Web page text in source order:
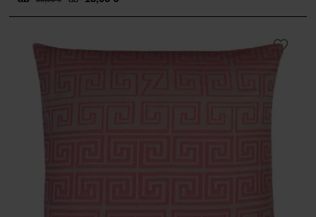
price
ab 39,90 €.
price
ab 15,96 €.